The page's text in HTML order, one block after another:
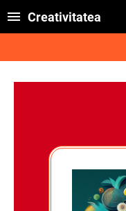
Creativitatea